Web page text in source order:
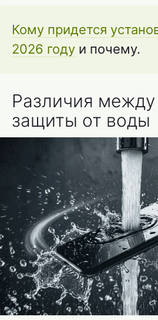
Кому придется
2026 году и почему.
Различия между
защиты от воды